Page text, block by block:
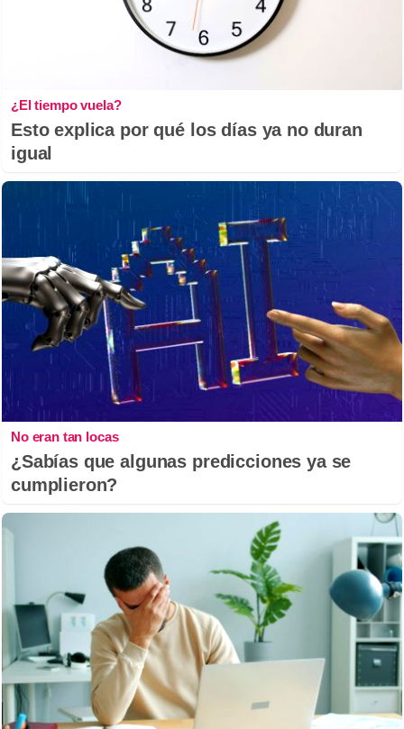
¿El tiempo vuela?
Esto explica por qué los días ya no duran
igual
No eran tan locas
¿Sabías que algunas predicciones ya se
cumplieron?